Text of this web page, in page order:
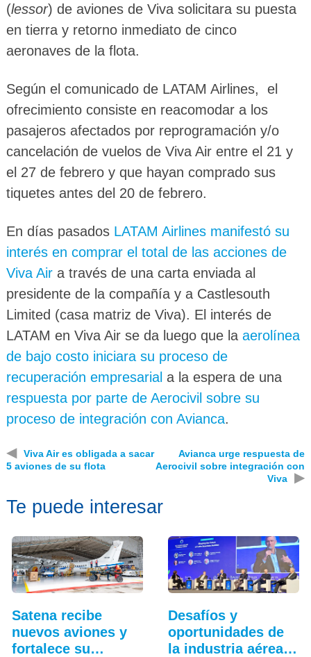
(lessor) de aviones de Viva solicitara su puesta
en tierra y retorno inmediato de cinco
aeronaves de la flota.
Según el comunicado de LATAM Airlines, el
ofrecimiento consiste en reacomodar a los
pasajeros afectados por reprogramación y/o
cancelación de vuelos de Viva Air entre el 21 y
el 27 de febrero y que hayan comprado sus
tiquetes antes del 20 de febrero.
En días pasados LATAM Airlines manifestó su
interés en comprar el total de las acciones de
Viva Aira través de una carta enviada al
presidente de la compañía y a Castlesouth
Limited (casa matriz de Viva). El interés de
LATAM en Viva Air se da luego que la aerolínea
de bajo costo iniciara su proceso de
recuperación empresariala la espera de una
respuesta por parte de Aerocivil sobre su
proceso de integración con Avianca.
◀
Viva Air es obligada a sacar
5 aviones de su flota
Avianca urge respuesta de
Aerocivil sobre integración con
Viva
▶
Te puede interesar
Satena recibe
nuevos aviones y
fortalece su
Desafíos y
oportunidades de
la industria aérea